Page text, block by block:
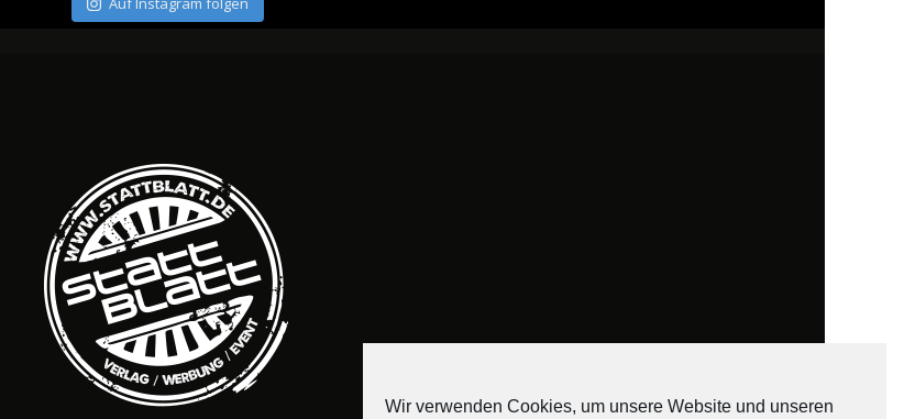
Wir verwenden Cookies, um unsere Website und unseren